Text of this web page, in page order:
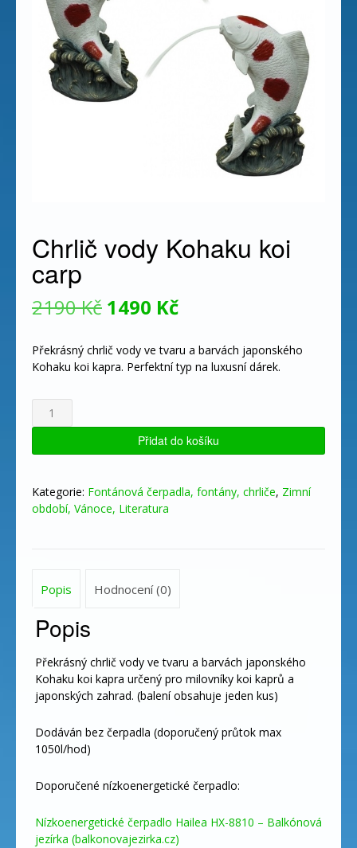
Chrlič vody Kohaku koi
carp
2190Kč Původní
byla:
1490 KčAktuální
je:
Překrásný chrlič vody ve tvaru a barvách japonského
Kohaku koi kapra. Perfektní typ na luxusní dárek.
Chrlič
vody
koi
množství
Přidat do košíku
Kategorie: Fontánová čerpadla, fontány, chrliče, Zimní
období, Vánoce, Literatura
Popis Hodnocení (0)
Popis
Překrásný chrlič vody ve tvaru a barvách japonského
Kohaku koi kapra určený pro milovníky koi kaprů a
japonských zahrad. (balení obsahuje jeden kus)
Dodáván bez čerpadla (doporučený průtok max
1050l/hod)
Doporučené nízkoenergetické čerpadlo:
Nízkoenergetické čerpadlo Hailea HX-8810 – Balkónová
jezírka (balkonovajezirka.cz)